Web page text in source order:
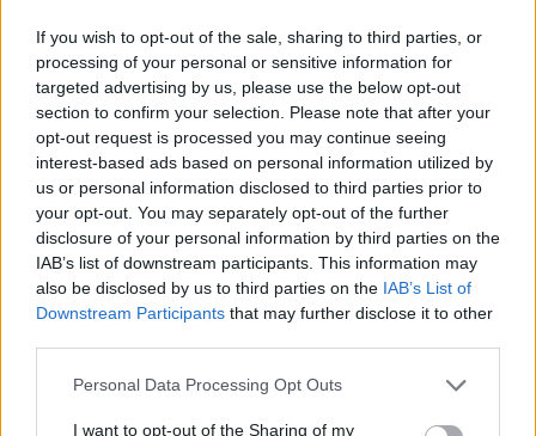
If you wish to opt-out of the sale, sharing to third parties, or
processing of your personal or sensitive information for
targeted advertising by us, please use the below opt-out
section to confirm your selection. Please note that after your
opt-out request is processed you may continue seeing
interest-based ads based on personal information utilized by
us or personal information disclosed to third parties prior to
your opt-out. You may separately opt-out of the further
disclosure of your personal information by third parties on the
IAB’s list of downstream participants. This information may
also be disclosed by us to third parties on the IAB’s List of
Downstream Participants that may further disclose it to other
Please note that this website/app uses one or more Google
not limited to your visit or usage behaviour. You may click to
Personal Data Processing Opt Outs
I want to opt-out of the Sharing of my
A
ΣΧΕΤΙΚΌ ΆΡΘΡΟ
Καλοκαιρινή Ζέστη και Ξηρότητα στα
Ηπειρωτικά: Πρόγνωση για 4 και 5
Αυγούστου 2026
Καιρός σήμερα και αύριο σε Αθήνα, Θεσσαλονίκη
και Ελλάδα: θερμοκρασία, άνεμοι, μποφόρ,
πιθανότητα βροχής και σημεία προσοχής.
Ημέρες εβδομάδας 7 ημέρες
09/08
24° 35°
Αυξημένη Συννεφιά ›
23°/ 35°